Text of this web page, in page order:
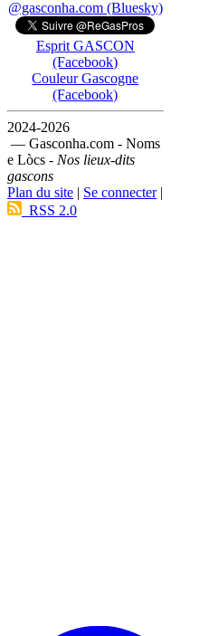
@gasconha.com (Bluesky)
Esprit GASCON
(Facebook)
Couleur Gascogne
(Facebook)
2024-2026
— Gasconha.com - Noms
e Lòcs - Nos lieux-dits
gascons
Plan du site | Se connecter|
RSS 2.0